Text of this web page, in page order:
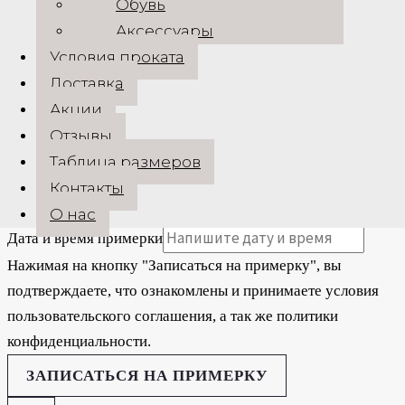
Обувь
Аксессуары
Условия проката
Доставка
Акции
Отзывы
Таблица размеров
Контакты
О нас
digardi@mail.ru
+7 (917) 560-34-33
Номер телефона *
Выберите адрес магазина*
Дата и время примерки
Нажимая на кнопку "Записаться на примерку", вы
подтверждаете, что ознакомлены и принимаете условия
пользовательского соглашения, а так же политики
конфиденциальности.
ЗАПИСАТЬСЯ НА ПРИМЕРКУ